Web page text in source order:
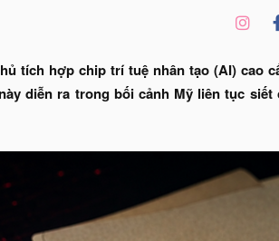
tích hợp chip trí tuệ nhân tạo (AI) cao
diễn ra trong bối cảnh Mỹ liên tục siết